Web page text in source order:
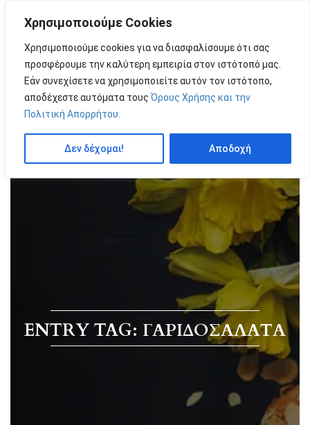
Χρησιμοποιούμε Cookies
Χρησιμοποιούμε cookies για να διασφαλίσουμε ότι σας
προσφέρουμε την καλύτερη εμπειρία στον ιστότοπό μας.
Εάν συνεχίσετε να χρησιμοποιείτε αυτόν τον ιστότοπο,
αποδέχεστε αυτόματα τους Όρους Χρήσης και την
Πολιτική Απορρήτου.
Δεν δέχομαι! Αποδοχή
ENTRY TAG: ΓΑΡΙΔΟΣΑΛΆΤΑ